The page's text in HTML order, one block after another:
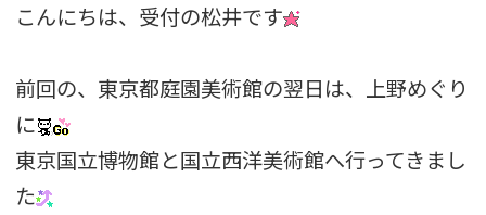
こんにちは、受付の松井です
前回の、東京都庭園美術館の翌日は、上野めぐり
に
東京国立博物館と国立西洋美術館へ行ってきまし
た